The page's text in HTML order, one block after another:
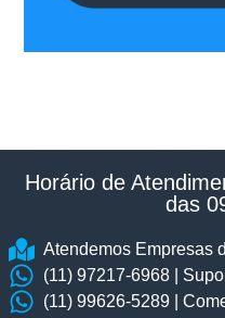
Horário de
das
Atendemos Empresas
(11) 97217-6968 |
(11) 99626-5289 |